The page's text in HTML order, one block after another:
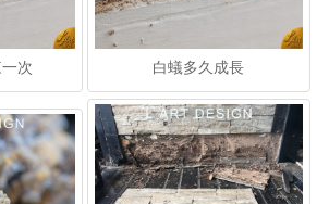
次 白蟻多久成長